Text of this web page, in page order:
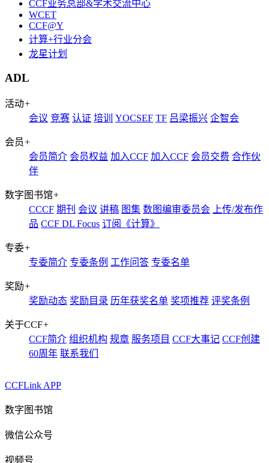
CCF业务总部&学术交流中心
WCET
CCF@Y
计算+行业分会
龙星计划
ADL
活动+
会议 竞赛 认证 培训 YOCSEF TF 吕梁振兴 企智会
会员+
会员简介 会员权益 加入CCF 加入CCF 会员交费 合作伙
伴
数字图书馆+
CCCF 期刊 会议 讲稿 图集 数图编审委员会 上传/发布作
品 CCF DL Focus 订阅《计算》
专委+
专委简介 专委条例 工作问答 专委名单
奖励+
奖励动态 奖励目录 历年获奖名单 奖项推荐 评奖条例
关于CCF+
CCF简介 组织机构 规章 服务项目 CCF大事记 CCF创建
60周年 联系我们
CCFLink APP
数字图书馆
微信公众号
视频号